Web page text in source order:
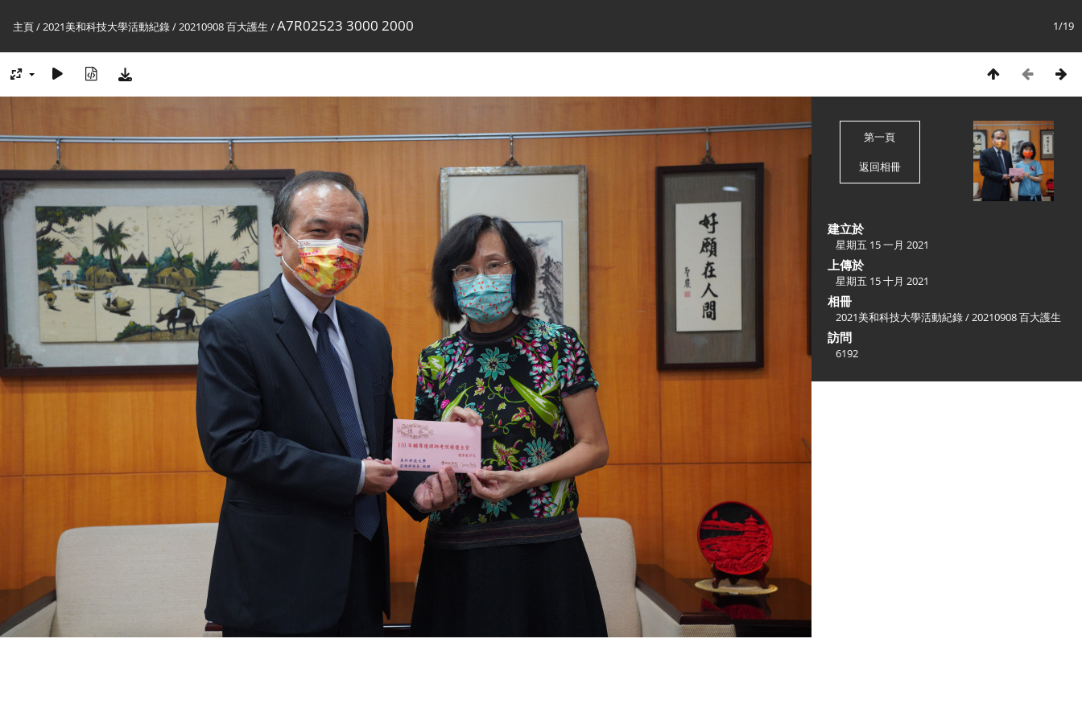
1/19
主頁/2021美和科技大學活動紀錄/20210908 百大護生 /A7R02523 3000 2000
第一頁
返回相冊
建立於
星期五 15 一月 2021
上傳於
星期五 15 十月 2021
相冊
2021美和科技大學活動紀錄/20210908 百大護生
訪問
6192